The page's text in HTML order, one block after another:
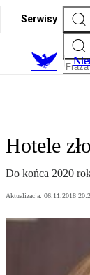
Serwisy
Hotele
Do końca 2020
Aktualizacja: 06.11.2018